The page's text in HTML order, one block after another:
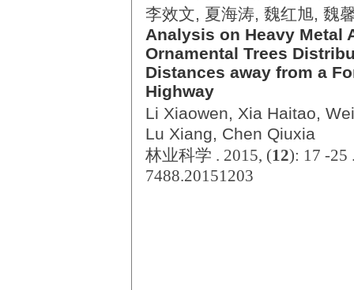
李效文, 夏海涛, 魏红旭, 魏
Analysis on Heavy Metal
Ornamental Trees
Distances away from a
Highway
Li Xiaowen, Xia Haitao,
Lu Xiang, Chen Qiuxia
林业科学 . 2015, (12): 17 -25
7488.20151203